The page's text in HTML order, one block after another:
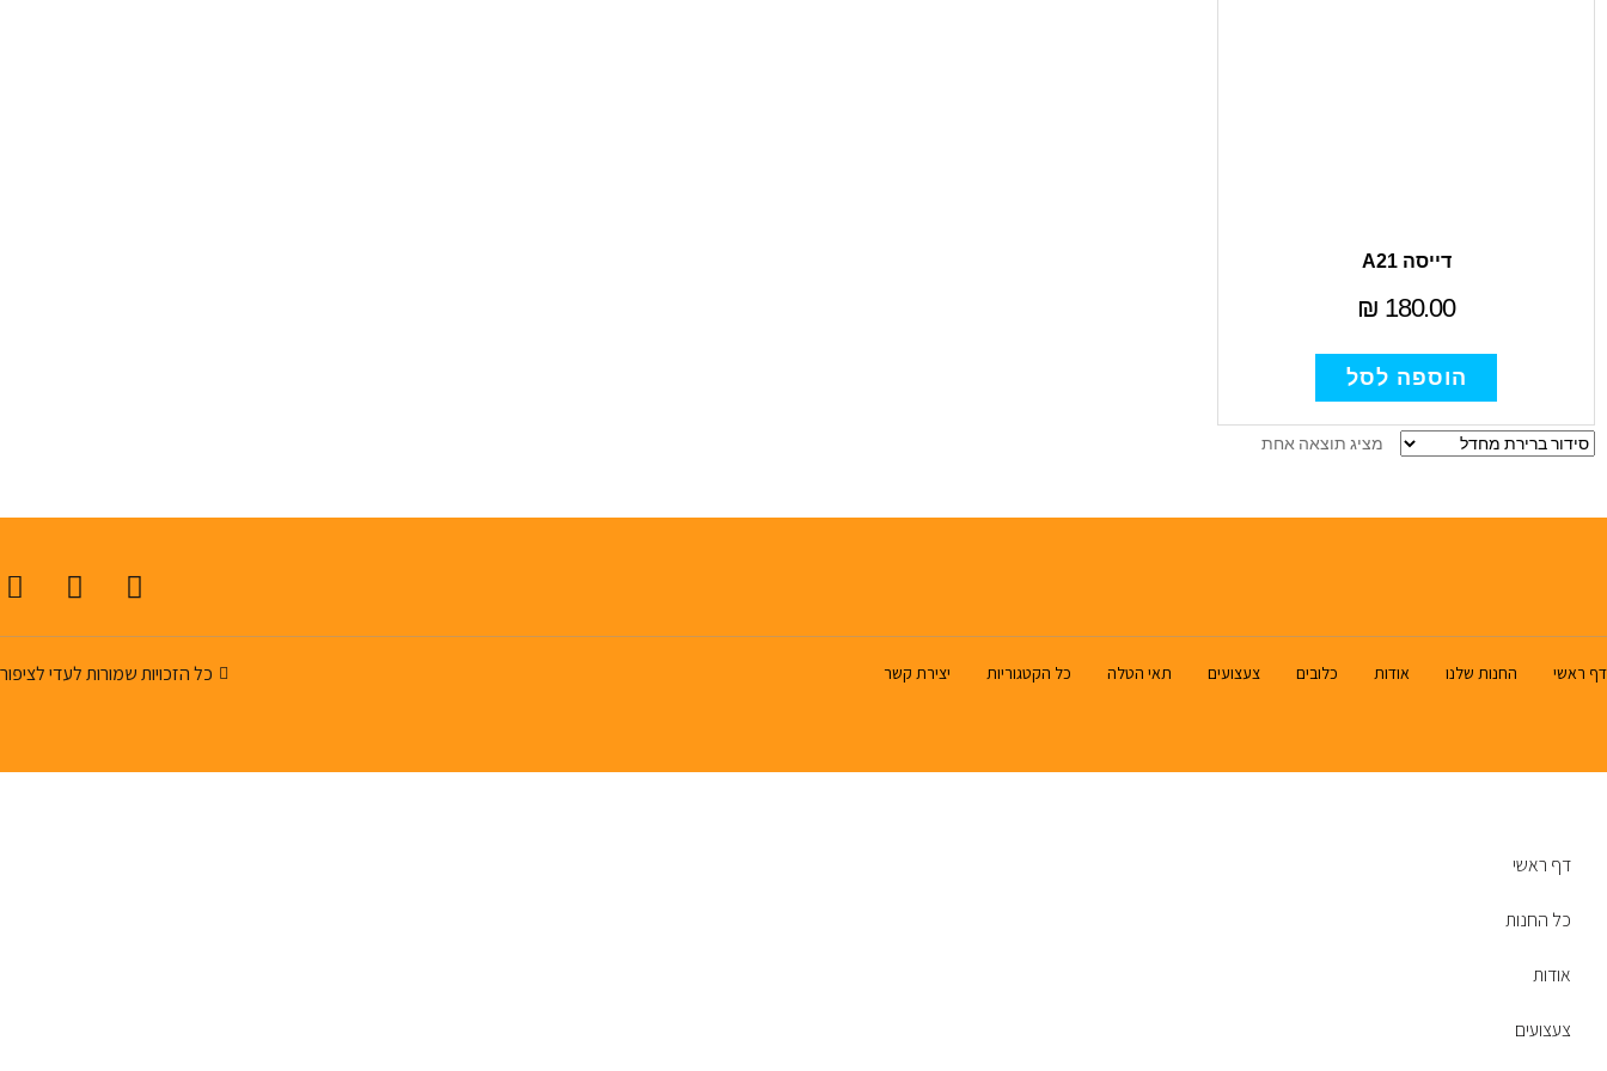
דייסה A21
₪ 180.00
הוספה לסל
מציג תוצאה אחת
דף ראשי החנות שלנו אודות כלובים צעצועים תאי הטלה כל הקטגוריות יצירת קשר כל הזכויות שמורות לעדי לציפור
דף ראשי
כל החנות
אודות
צעצועים